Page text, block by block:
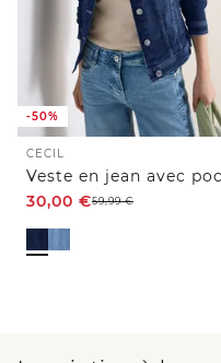
-50%
CECIL
30,00 €59,99€